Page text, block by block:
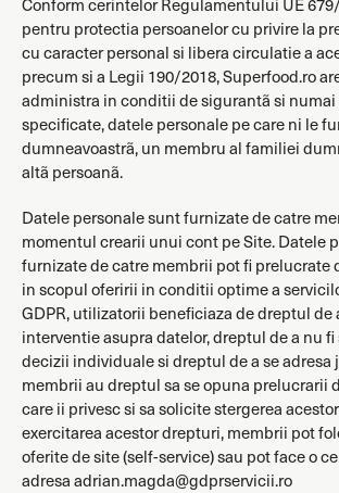
pentru protectia persoanelor cu privire la
cu caracter personal si libera circulatie a
precum si a Legii 190/2018, Superfood.ro
administra in conditii de sigurantã si
specificate, datele personale pe care ni le
dumneavoastrã, un membru al familiei
altã persoanã.
Datele personale sunt furnizate de catre
momentul crearii unui cont pe Site. Datele
furnizate de catre membrii pot fi prelucrate
in scopul oferirii in conditii optime a
GDPR, utilizatorii beneficiaza de dreptul de
interventie asupra datelor, dreptul de a nu
decizii individuale si dreptul de a se adresa
membrii au dreptul sa se opuna prelucrarii
care ii privesc si sa solicite stergerea
exercitarea acestor drepturi, membrii pot
oferite de site (self-service) sau pot face o
adresa adrian.magda@gdprservicii.ro